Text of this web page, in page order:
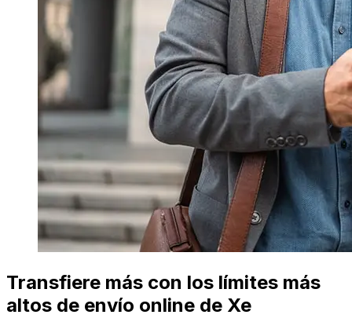
Transfiere más con los límites más
altos de envío online de Xe